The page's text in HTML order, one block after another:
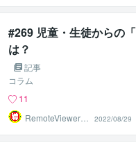
#269 児童・生徒からの
は？
記事
コラム
11
RemoteViewer導
2022/08/29